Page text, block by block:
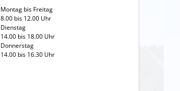
Montag bis Freitag
8.00 bis 12.00 Uhr
Dienstag
14.00 bis 18.00 Uhr
Donnerstag
14.00 bis 16.30 Uhr